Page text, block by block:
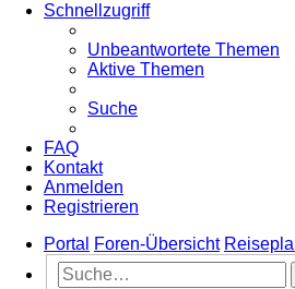
Schnellzugriff
Unbeantwortete Themen
Aktive Themen
Suche
FAQ
Kontakt
Anmelden
Registrieren
Portal
Foren-Übersicht